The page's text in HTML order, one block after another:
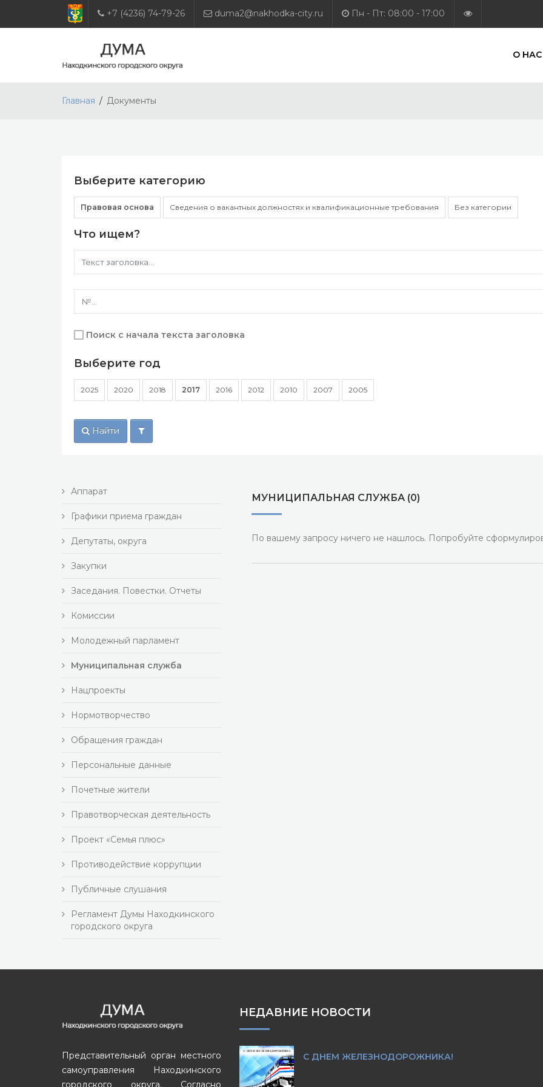
+7 (4236) 74-79-26 duma2@nakhodka-city.ru Пн - Пт: 08:00 - 17:00
О НАС
Главная Документы
Выберите категорию
Правовая основа Сведения о вакантных должностях и квалификационные требования Без категории
Что ищем?
Поиск с начала текста заголовка
Выберите год
2025 2020 2018 2017 2016 2012 2010 2007 2005
Найти
Аппарат
Графики приема граждан
Депутаты, округа
Закупки
Заседания. Повестки. Отчеты
Комиссии
Молодежный парламент
Муниципальная служба
Нацпроекты
Нормотворчество
Обращения граждан
Персональные данные
Почетные жители
Правотворческая деятельность
Проект «Семья плюс»
Противодействие коррупции
Публичные слушания
Регламент Думы Находкинского
городского округа
МУНИЦИПАЛЬНАЯ СЛУЖБА (0)
По вашему запросу ничего не нашлось. Попробуйте
Представительный орган местного
самоуправления Находкинского
городского округа. Согласно
НЕДАВНИЕ НОВОСТИ
С ДНЕМ ЖЕЛЕЗНОДОРОЖНИКА!